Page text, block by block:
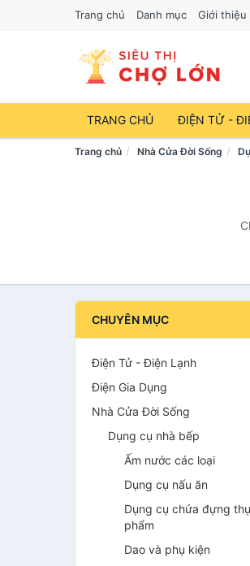
Trang chủ Danh mục Giới thiệu
TRANG CHỦ ĐIỆN TỬ -
Trang chủ Nhà Cửa Đời Sống
CHUYÊN MỤC
Điện Tử - Điện Lạnh
Điện Gia Dụng
Nhà Cửa Đời Sống
Dụng cụ nhà bếp
Ấm nước các loại
Dụng cụ nấu ăn
Dụng cụ chứa đựng
phẩm
Dao và phụ kiện